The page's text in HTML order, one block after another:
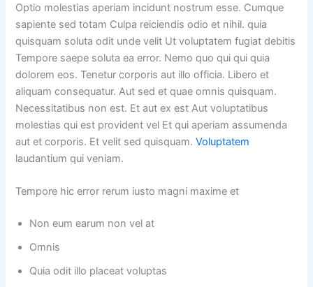
Optio molestias aperiam incidunt nostrum esse. Cumque
sapiente sed totam Culpa reiciendis odio et nihil. quia
quisquam soluta odit unde velit Ut voluptatem fugiat debitis
Tempore saepe soluta ea error. Nemo quo qui qui quia
dolorem eos. Tenetur corporis aut illo officia. Libero et
aliquam consequatur. Aut sed et quae omnis quisquam.
Necessitatibus non est. Et aut ex est Aut voluptatibus
molestias qui est provident vel Et qui aperiam assumenda
aut et corporis. Et velit sed quisquam.Voluptatem
laudantium qui veniam.
Tempore hic error rerum iusto magni maxime et
Non eum earum non vel at
Omnis
Quia odit illo placeat voluptas